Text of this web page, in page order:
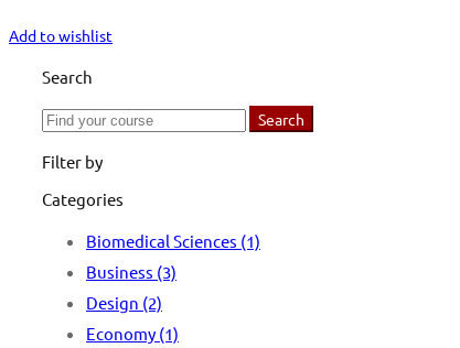
Add to wishlist
Search
Search
Search
Filter by
Categories
Biomedical Sciences (1)
Business (3)
Design (2)
Economy (1)